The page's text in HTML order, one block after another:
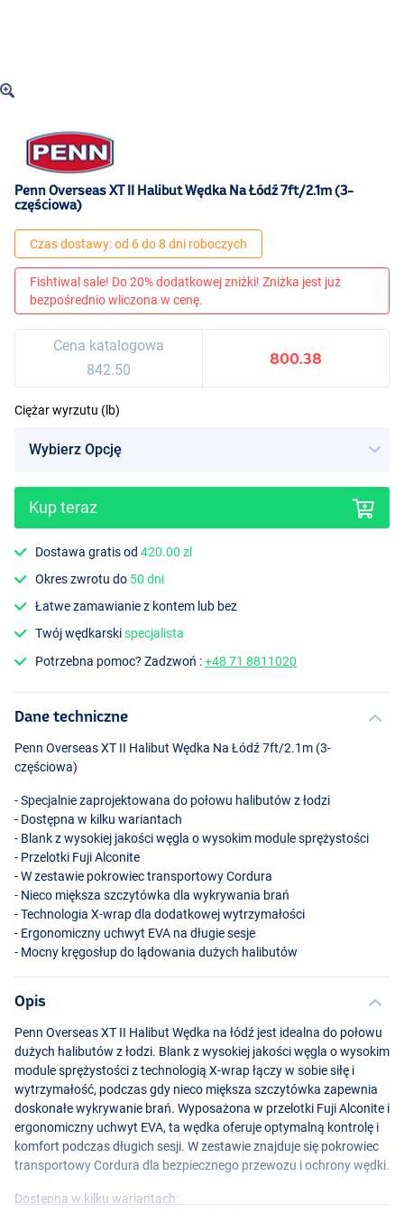
Penn Overseas XT II Halibut Wędka Na Łódź 7ft/2.1m (3-
częściowa)
Czas dostawy: od 6 do 8 dni roboczych
Fishtiwal sale! Do 20% dodatkowej zniżki! Zniżka jest już
bezpośrednio wliczona w cenę.
Cena katalogowa
842.50
800.38
Ciężar wyrzutu (lb)
Kup teraz
Dostawa gratis od420.00 zl
Okres zwrotu do 50 dni
Łatwe zamawianie z kontem lub bez
Twój wędkarskispecjalista
Potrzebna pomoc? Zadzwoń :+48 71 8811020
Dane techniczne
Penn Overseas XT II Halibut Wędka Na Łódź 7ft/2.1m (3-
częściowa)
- Specjalnie zaprojektowana do połowu halibutów z łodzi
- Dostępna w kilku wariantach
- Blank z wysokiej jakości węgla o wysokim module sprężystości
- Przelotki Fuji Alconite
- W zestawie pokrowiec transportowy Cordura
- Nieco miększa szczytówka dla wykrywania brań
- Technologia X-wrap dla dodatkowej wytrzymałości
- Ergonomiczny uchwyt EVA na długie sesje
- Mocny kręgosłup do lądowania dużych halibutów
Opis
Penn Overseas XT II Halibut Wędka na łódź jest idealna do połowu
dużych halibutów z łodzi. Blank z wysokiej jakości węgla o wysokim
module sprężystości z technologią X-wrap łączy w sobie siłę i
wytrzymałość, podczas gdy nieco miększa szczytówka zapewnia
doskonałe wykrywanie brań. Wyposażona w przelotki Fuji Alconite i
ergonomiczny uchwyt EVA, ta wędka oferuje optymalną kontrolę i
komfort podczas długich sesji. W zestawie znajduje się pokrowiec
transportowy Cordura dla bezpiecznego przewozu i ochrony wędki.
Dostępna w kilku wariantach: